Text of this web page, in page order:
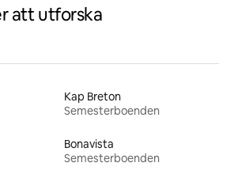
att utforska
Kap Breton
Semesterboenden
Bonavista
Semesterboenden